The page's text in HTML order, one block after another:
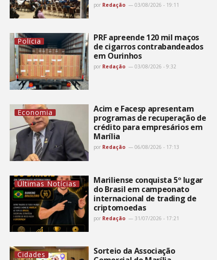
por Redação 03/08/2026 - 19:11
Polícia
PRF apreende 120 mil maços
de cigarros contrabandeados
em Ourinhos
por Redação 03/08/2026 - 9:32
Economia
Acim e Facesp apresentam
programas de recuperação de
crédito para empresários em
Marília
por Redação 06/08/2026 - 17:13
Últimas Notícias
Mariliense conquista 5º lugar
do Brasil em campeonato
internacional de trading de
criptomoedas
por Redação 31/07/2026 - 17:21
Cidades
Sorteio da Associação